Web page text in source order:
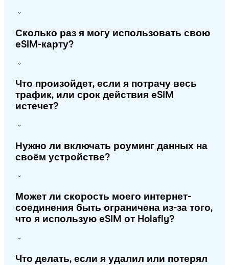
Сколько раз я могу использовать свою
eSIM-карту?
Что произойдет, если я потрачу весь
трафик, или срок действия eSIM
истечет?
Нужно ли включать роуминг данных на
своём устройстве?
Может ли скорость моего интернет-
соединения быть ограничена из-за того,
что я использую eSIM от Holafly?
Что делать, если я удалил или потерял